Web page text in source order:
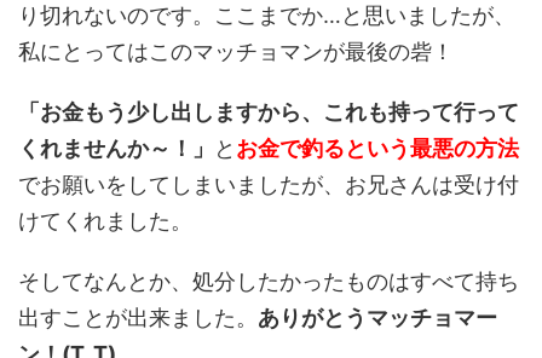
り切れないのです。ここまでか…と思いましたが、
私にとってはこのマッチョマンが最後の砦！
「お金もう少し出しますから、これも持って行って
くれませんか～！」
と お金で釣るという最悪の方法
でお願いをしてしまいましたが、お兄さんは受け付
けてくれました。
そしてなんとか、処分したかったものはすべて持ち
出すことが出来ました。 ありがとうマッチョマー